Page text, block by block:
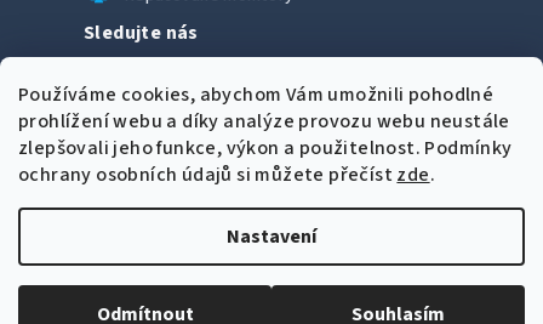
Používáme cookies, abychom Vám umožnili pohodlné
prohlížení webu a díky analýze provozu webu neustále
zlepšovali jeho funkce, výkon a použitelnost. Podmínky
ochrany osobních údajů si můžete přečíst zde.
Nastavení
Odmítnout Souhlasím
Sledujte nás
Možnosti úhrady
Upravit nastavení cookies